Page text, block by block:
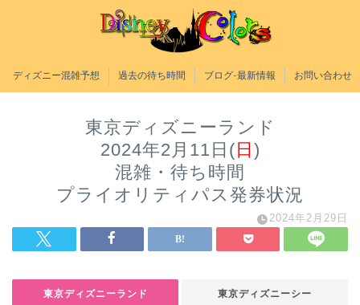
ディズニー混雑予想 過去の待ち時間 ブログ-最新情報 お問い合わせ
東京ディズニーランド
2024年2月11日(日 )
混雑・待ち時間
プライオリティパス発券状況
2024年2月29日
東京ディズニーランド 東京ディズニーシー